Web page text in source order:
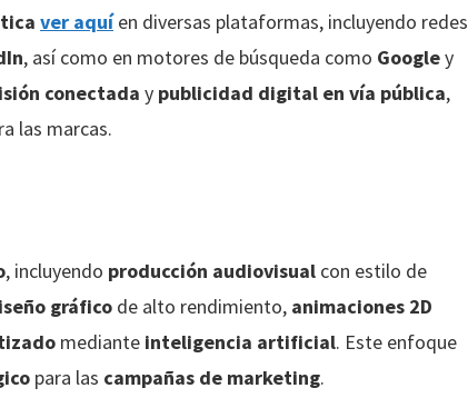
ver aquíen diversas plataformas, incluyendo redes
, así como en motores de búsqueda como Googley
conectada y publicidad digital en vía pública,
las marcas.
, incluyendo producción audiovisual con estilo de
gráfico de alto rendimiento, animaciones 2D
mediante inteligencia artificial. Este enfoque
para las campañas de marketing.